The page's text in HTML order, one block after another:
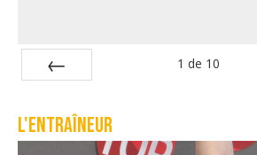
1 de 10
L'entraîneur